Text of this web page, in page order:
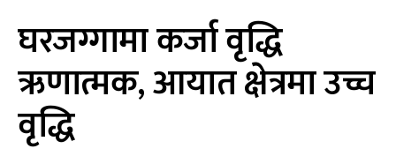
घरजग्गामा कर्जा वृद्धि
ऋणात्मक, आयात क्षेत्रमा उच्च
वृद्धि